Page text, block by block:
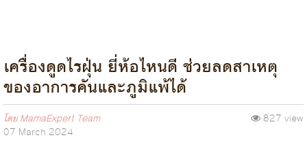
เครื่องดูดไรฝุ่น ยี่ห้อไหนดี ช่วยลดสาเหตุ
ของอาการคันและภูมิแพ้ได้
โดยMamaExpert Team
07 March 2024
827 view